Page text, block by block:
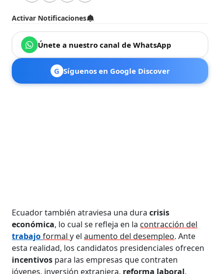
Activar Notificaciones
Únete a nuestro canal de WhatsApp
G Síguenos en Google Discover
Ecuador también atraviesa una duracrisis
económica, lo cual se refleja en la contracción del
trabajoformaly elaumento del desempleo. Ante
esta realidad, los candidatos presidenciales ofrecen
incentivos para las empresas que contraten
jóvenes, inversión extranjera, reforma laboral,